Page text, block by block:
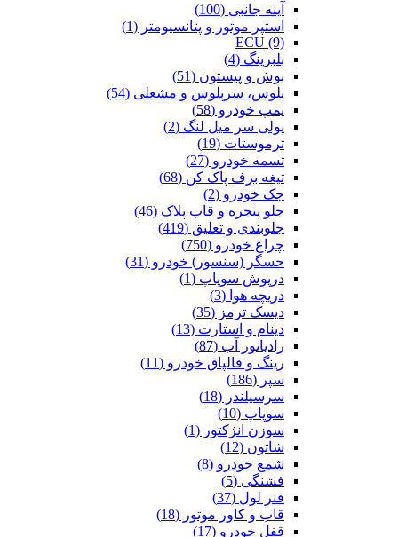
آینه جانبی (100)
استپر موتور و پتانسیومتر (1)
ECU (9)
بلبرینگ (4)
بوش و پیستون (51)
پلوس، سرپلوس و مشعلی (54)
پمپ خودرو (58)
پولی سر میل لنگ (2)
ترموستات (19)
تسمه خودرو (27)
تیغه برف پاک کن (68)
جک خودرو (2)
جلو پنجره و قاب پلاک (46)
جلوبندی و تعلیق (419)
چراغ خودرو (750)
حسگر (سنسور) خودرو (31)
درپوش سوپاپ (1)
دریچه هوا (3)
دیسک ترمز (35)
دینام و استارت (13)
رادیاتور آب (87)
رینگ و قالپاق خودرو (11)
سپر (186)
سرسیلندر (18)
سوپاپ (10)
سوزن انژکتور (1)
شاتون (12)
شمع خودرو (8)
فشنگی (5)
فنر لول (37)
قاب و کاور موتور (18)
قفل خودرو (17)